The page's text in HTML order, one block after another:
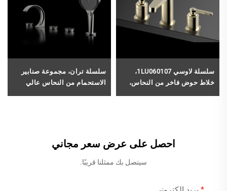
سلسلة لاوسي 1LU060107،
خلاط حوض فاخر من النحاس،
سلسلة تران، مجموعة صنابير
الاستحمام من النحاس عالي
احصل على عرض سعر مجاني
سيتصل بك ممثلنا قريبًا.